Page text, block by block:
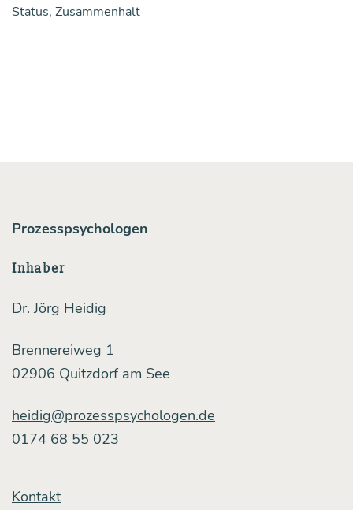
stre­
ist,
zu
len
Status, Zusammenhalt
Prozesspsychologen
Inhaber
Dr. Jörg Heidig
Brennereiweg 1
02906 Quitzdorf am See
heidig@prozesspsychologen.de
0174 68 55 023
Kontakt